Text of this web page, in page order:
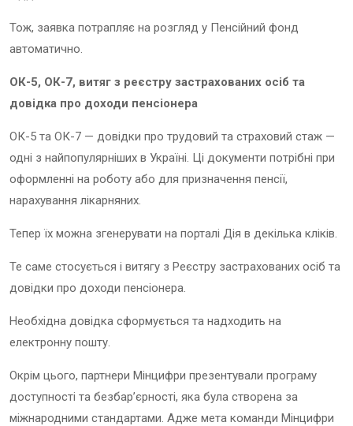
Тож, заявка потрапляє на розгляд у Пенсійний фонд
автоматично.
ОК-5, ОК-7, витяг з реєстру застрахованих осіб та
довідка про доходи пенсіонера
ОК-5 та ОК-7 — довідки про трудовий та страховий стаж —
одні з найпопулярніших в Україні. Ці документи потрібні при
оформленні на роботу або для призначення пенсії,
нарахування лікарняних.
Тепер їх можна згенерувати на порталі Дія в декілька кліків.
Те саме стосується і витягу з Реєстру застрахованих осіб та
довідки про доходи пенсіонера.
Необхідна довідка сформується та надходить на
електронну пошту.
Окрім цього, партнери Мінцифри презентували програму
доступності та безбар’єрності, яка була створена за
міжнародними стандартами. Адже мета команди Мінцифри